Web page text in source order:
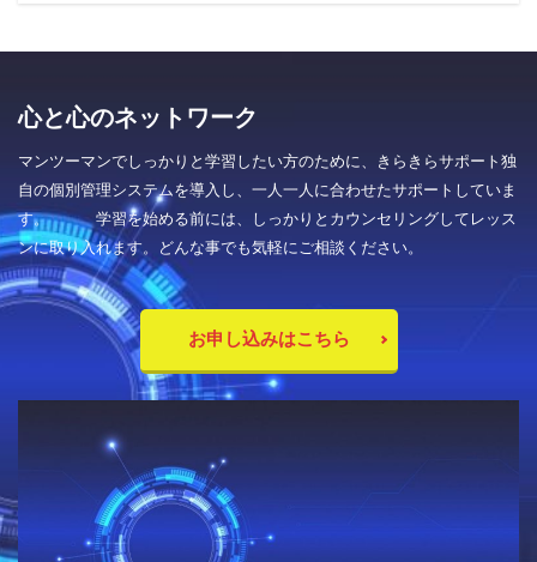
心と心のネットワーク
マンツーマンでしっかりと学習したい方のために、きらきらサポート独
自の個別管理システムを導入し、一人一人に合わせたサポートしていま
す。 学習を始める前には、しっかりとカウンセリングしてレッス
ンに取り入れます。どんな事でも気軽にご相談ください。
お申し込みはこちら